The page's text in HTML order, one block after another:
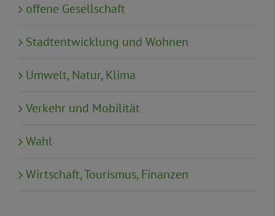
offene Gesellschaft
Stadtentwicklung und Wohnen
Umwelt, Natur, Klima
Verkehr und Mobilität
Wahl
Wirtschaft, Tourismus, Finanzen